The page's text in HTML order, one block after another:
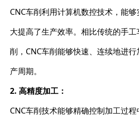
CNC车削利用计算机数控技术，能
大提高了生产效率。相比传统的手
削，CNC车削能够快速、连续地进
产周期。
2. 高精度加工：
CNC车削技术能够精确控制加工过